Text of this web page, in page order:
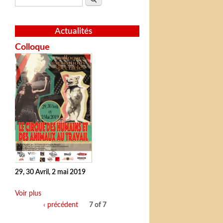
Actualités
Colloque
29, 30 Avril, 2 mai 2019
Voir plus
‹ précédent
7 of 7